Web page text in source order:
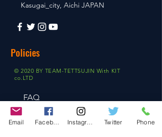
Kasugai_city, Aichi JAPAN
Policies
© 2020 BY TEAM-TETTSUJIN With KIT
co.LTD
FAQ
Store Policy
Email Twitter Phone